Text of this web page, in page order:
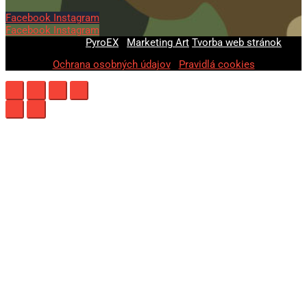
Facebook Instagram
Facebook Instagram
PyroEX Marketing Art Tvorba web stránok
Ochrana osobných údajov| Pravidlá cookies